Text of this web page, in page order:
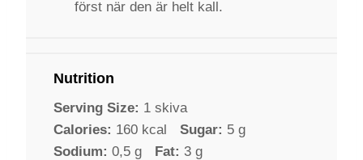
först när den är helt kall.
Nutrition
Serving Size: 1 skiva
Calories: 160 kcal Sugar: 5 g
Sodium: 0,5 g Fat: 3 g